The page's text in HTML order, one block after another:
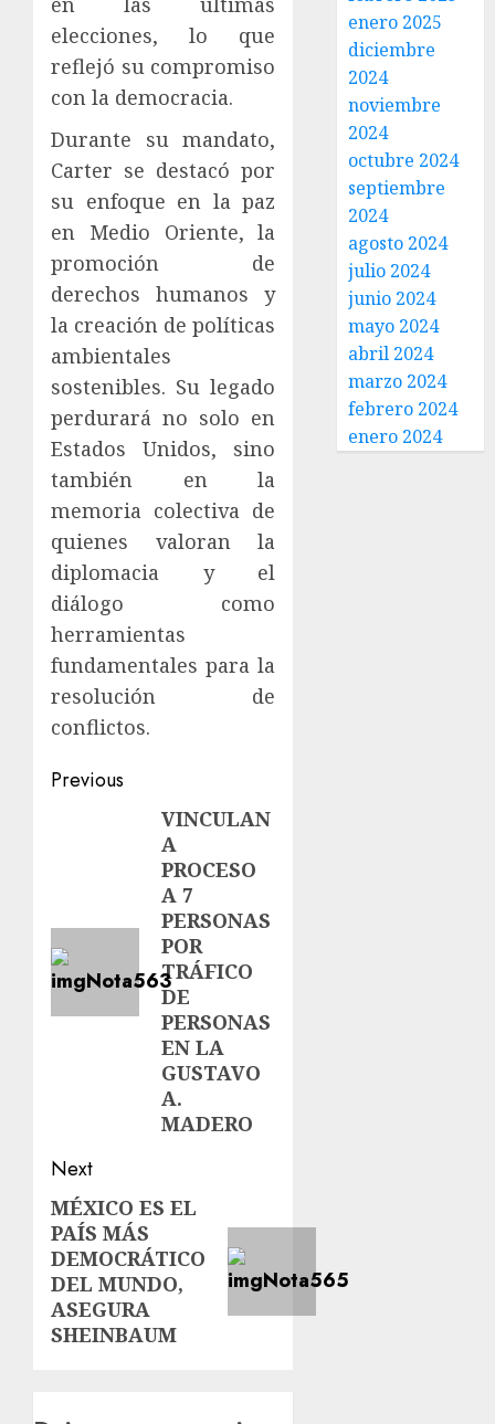
elecciones, lo que
reflejó su compromiso
con la democracia.
Durante su mandato,
Carter se destacó por
su enfoque en la paz
en Medio Oriente, la
promoción de
derechos humanos y
la creación de políticas
ambientales
sostenibles. Su legado
perdurará no solo en
Estados Unidos, sino
también en la
memoria colectiva de
quienes valoran la
diplomacia y el
diálogo como
herramientas
fundamentales para la
resolución de
conflictos.
Previous
VINCULAN
A
PROCESO
A 7
PERSONAS
POR
TRÁFICO
DE
PERSONAS
EN LA
GUSTAVO
A.
MADERO
Next
MÉXICO ES EL
PAÍS MÁS
DEMOCRÁTICO
DEL MUNDO,
ASEGURA
SHEINBAUM
enero 2025
diciembre
2024
noviembre
2024
octubre 2024
septiembre
2024
agosto 2024
julio 2024
junio 2024
mayo 2024
abril 2024
marzo 2024
febrero 2024
enero 2024